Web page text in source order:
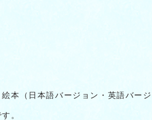
本（日本語バージョン・英語バー
。